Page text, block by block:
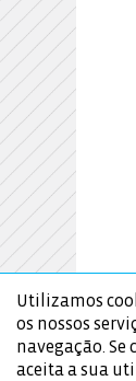
Utilizamos
os nossos
navegação.
aceita a sua